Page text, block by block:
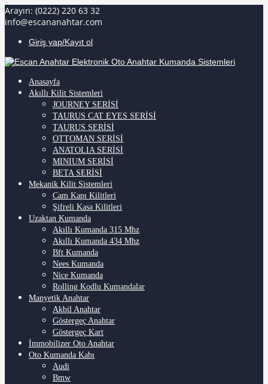
Arayın: (0222) 220 63 32
info@escananahtar.com
Giriş yap/Kayıt ol
Anasayfa
Akıllı Kilit Sistemleri
JOURNEY SERİSİ
TAURUS CAT EYES SERİSİ
TAURUS SERİSİ
OTTOMAN SERİSİ
ANATOLIA SERİSİ
MINIUM SERİSİ
BETA SERİSİ
Mekanik Kilit Sistemleri
Cam Kapı Kilitleri
Şifreli Kasa Kilitleri
Uzaktan Kumanda
Akıllı Kumanda 315 Mhz
Akıllı Kumanda 434 Mhz
Bft Kumanda
Nees Kumanda
Nice Kumanda
Rolling Kodlu Kumandalar
Manyetik Anahtar
Akbil Anahtar
Göstergeç Anahtar
Göstergeç Kart
İmmobilizer Oto Anahtar
Oto Kumanda Kabı
Audi
Bmw